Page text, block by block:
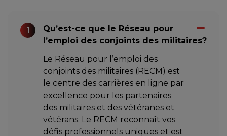
1
Qu’est-ce que le Réseau pour
l’emploi des conjoints des militaires?
Le Réseau pour l’emploi des
conjoints des militaires (RECM) est
le centre des carrières en ligne par
excellence pour les partenaires
des militaires et des vétéranes et
vétérans. Le RECM reconnaît vos
défis professionnels uniques et est